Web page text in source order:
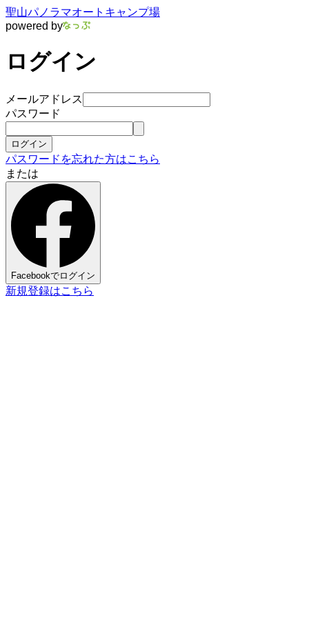
聖山パノラマオートキャンプ場
powered by
ログイン
メールアドレス
パスワード
ログイン
パスワードを忘れた方はこちら
または
Facebookでログイン
新規登録はこちら